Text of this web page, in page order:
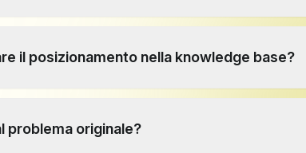
mantenuto il contesto completo.
il posizionamento nella knowledge base?
problema originale?